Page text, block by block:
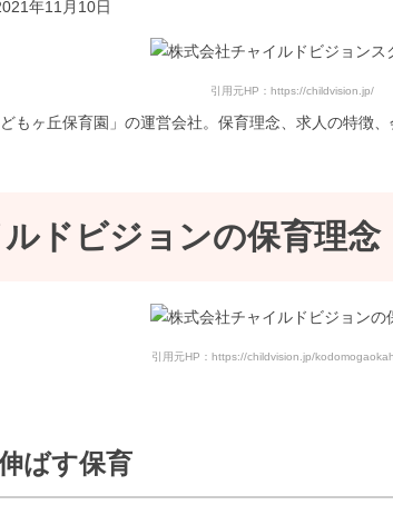
年11月10日
引用元HP：https://childvision.jp/
もヶ丘保育園」の運営会社。保育理念、求人の特徴
ドビジョンの保育理念
引用元HP：https://childvision.jp/
ばす保育